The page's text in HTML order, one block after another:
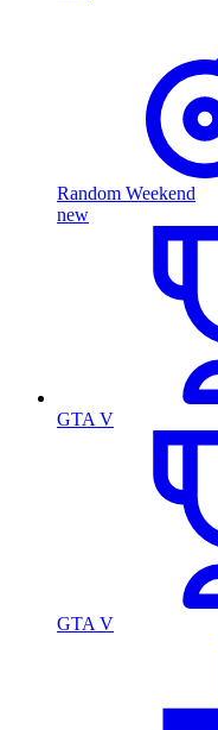
Random Weekend
new
GTA V
GTA V